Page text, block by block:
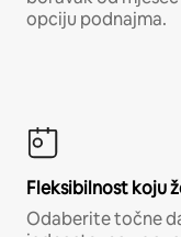
opciju podnajma.
Fleksibilnost koju
Odaberite točne